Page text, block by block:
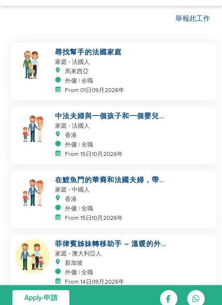
舉報此工作
尋找幫手的法國家庭
家庭 - 法國人
馬來西亞
外傭 | 全職
From 01日09月2026年
中法夫婦與一個孩子和一個嬰兒在
鯉魚涌
家庭 - 法國人
香港
外傭 | 全職
From 15日10月2026年
在鯉魚門的華裔和法國夫婦，帶著
一個孩子和一個嬰兒
家庭 - 中國人
香港
外傭 | 全職
From 15日10月2026年
菲律賓姊妹轉移助手 – 溫暖的外
籍家庭在巴西瑞斯
家庭 - 澳大利亞人
新加坡
外傭 | 全職
From 14日09月2026年
Apply-申請